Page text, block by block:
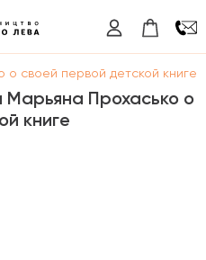
своей первой детской книге
Прохасько о
книге